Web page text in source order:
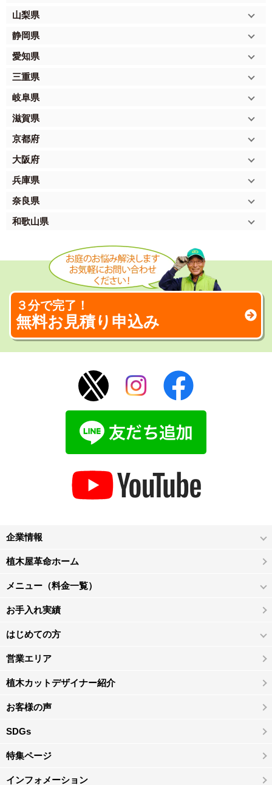
山梨県
静岡県
愛知県
三重県
岐阜県
滋賀県
京都府
大阪府
兵庫県
奈良県
和歌山県
３分で完了！
無料お見積り申込み
企業情報
植木屋革命ホーム
メニュー（料金一覧）
お手入れ実績
はじめての方
営業エリア
植木カットデザイナー紹介
お客様の声
SDGs
特集ページ
インフォメーション